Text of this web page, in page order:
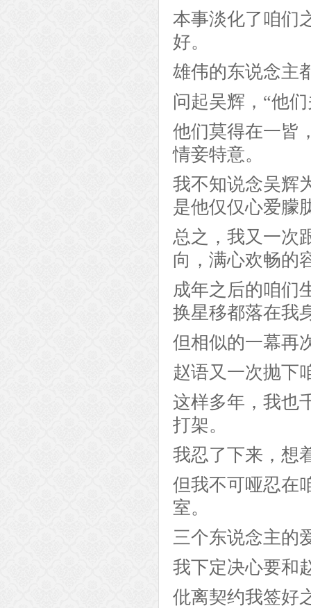
本事淡化了咱们
好。
雄伟的东说念主
问起吴辉，“他
他们莫得在一皆
情妾特意。
我不知说念吴辉
是他仅仅心爱朦
总之，我又一次
向，满心欢畅的
成年之后的咱们
换星移都落在我
但相似的一幕再
赵语又一次抛下
这样多年，我也
打架。
我忍了下来，想
但我不可哑忍在
室。
三个东说念主的
我下定决心要和
仳离契约我签好